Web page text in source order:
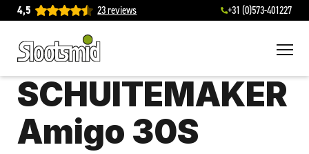
4,5 23 reviews +31 (0)573-401227
SCHUITEMAKER
Amigo 30S